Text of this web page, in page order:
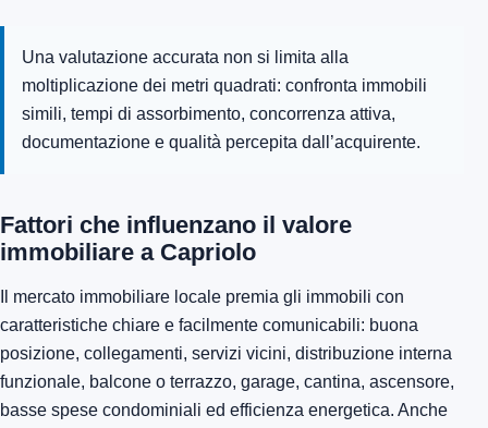
Una valutazione accurata non si limita alla
moltiplicazione dei metri quadrati: confronta immobili
simili, tempi di assorbimento, concorrenza attiva,
documentazione e qualità percepita dall’acquirente.
Fattori che influenzano il valore
immobiliare a Capriolo
Il mercato immobiliare locale premia gli immobili con
caratteristiche chiare e facilmente comunicabili: buona
posizione, collegamenti, servizi vicini, distribuzione interna
funzionale, balcone o terrazzo, garage, cantina, ascensore,
basse spese condominiali ed efficienza energetica. Anche